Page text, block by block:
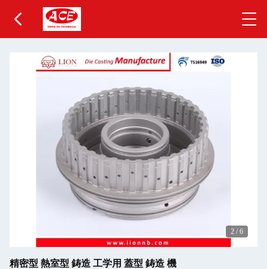
2 / 6
精密型 熱室型 鋳造 工学用 蓋型 鋳造 機